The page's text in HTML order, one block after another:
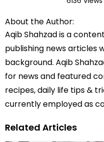
About the Author:
Aqib Shahzad is a
publishing news articles
background. Aqib
for news and featured
recipes, daily life tips &
currently employed as
Related Articles